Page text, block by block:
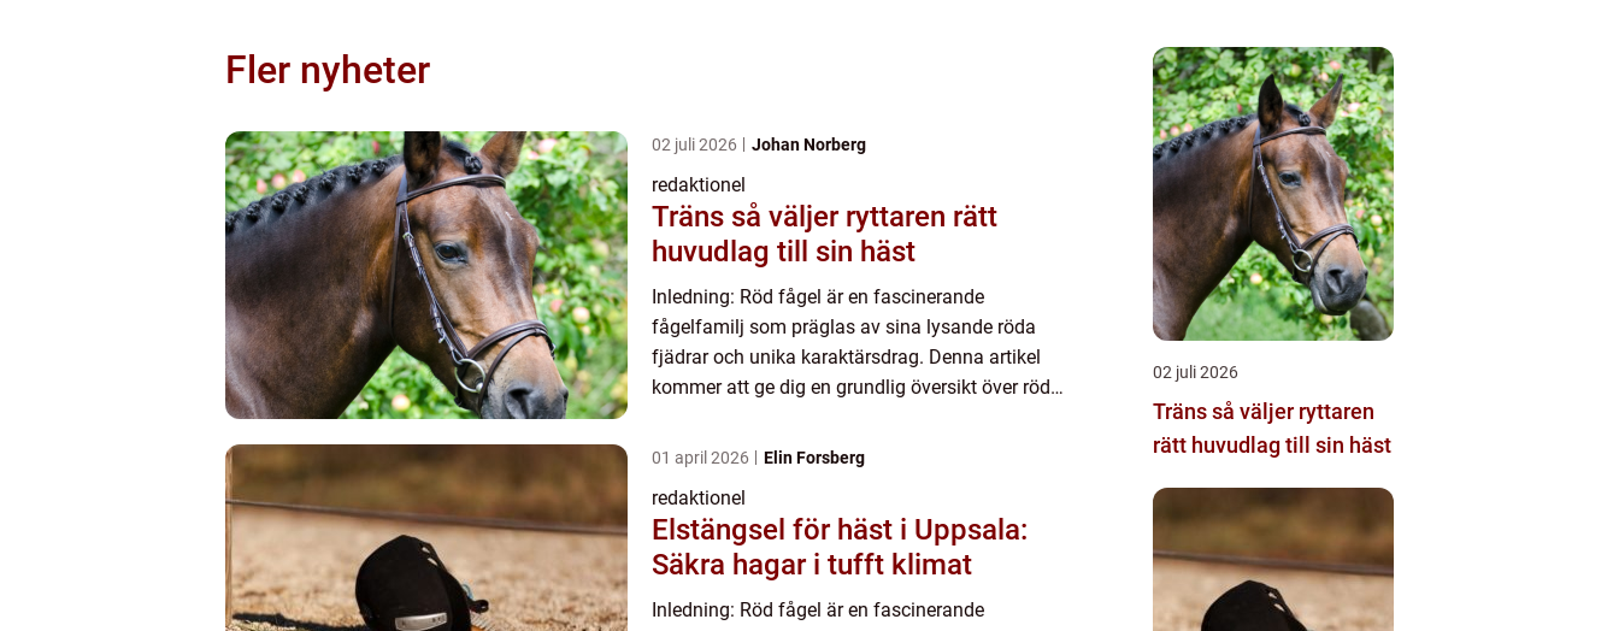
Fler nyheter
02 juli 2026 Johan Norberg
redaktionel
Träns så väljer ryttaren rätt
huvudlag till sin häst
Inledning: Röd fågel är en fascinerande
fågelfamilj som präglas av sina lysande röda
fjädrar och unika karaktärsdrag. Denna artikel
kommer att ge dig en grundlig översikt över röd
popularitet, kvantitativ...
01 april 2026 Elin Forsberg
redaktionel
Elstängsel för häst i Uppsala:
Säkra hagar i tufft klimat
Inledning: Röd fågel är en fascinerande
02 juli 2026
Träns så väljer ryttaren
rätt huvudlag till sin häst